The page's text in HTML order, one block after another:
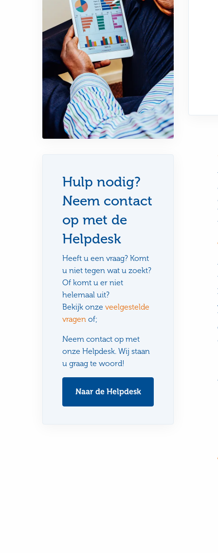
Hulp nodig?
Neem contact
op met de
Helpdesk
Heeft u een vraag? Komt
u niet tegen wat u zoekt?
Of komt u er niet
helemaal uit?
Bekijk onze veelgestelde
vragen of;
Neem contact op met
onze Helpdesk. Wij staan
u graag te woord!
Naar de Helpdesk